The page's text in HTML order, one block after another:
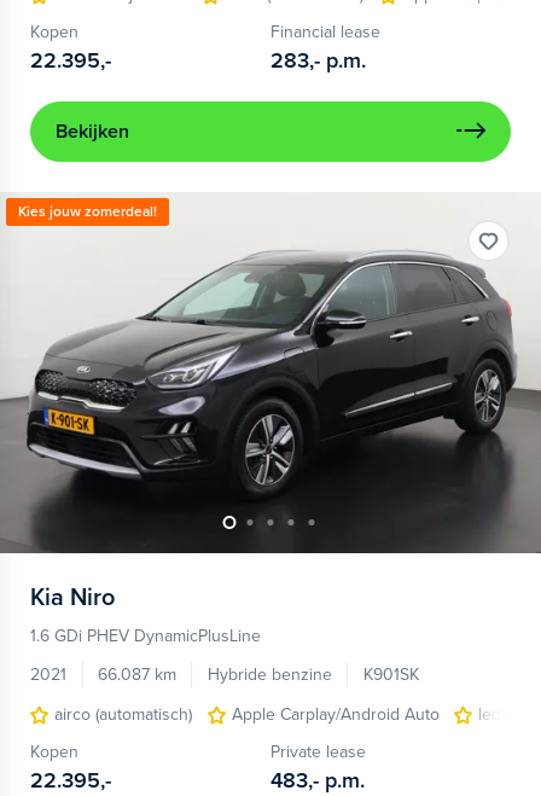
Kopen
22.395,-
Financial lease
283,- p.m.
Bekijken
Kies jouw zomerdeal!
Kia Niro
1.6 GDi PHEV DynamicPlusLine
2021
66.087 km Hybride benzine
K901SK
airco (automatisch)
Apple Carplay/Android Auto
Kopen
22.395,-
Private lease
483,- p.m.